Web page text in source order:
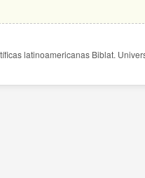
latinoamericanas Biblat.